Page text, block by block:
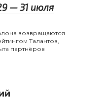
— 31 июля
возвращаются
Талантов,
партнёров